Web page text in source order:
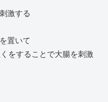
激する
置いて
をすることで大腸を刺激